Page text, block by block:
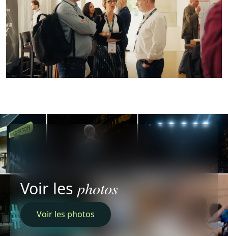
Voir les photos
Voir les photos